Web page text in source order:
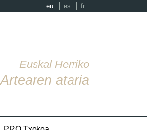
eu es fr
Euskal Herriko
Artearen ataria